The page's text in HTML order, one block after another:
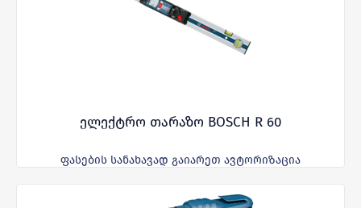
ელექტრო თარაზო BOSCH R 60
ფასების სანახავად გაიარეთ ავტორიზაცია